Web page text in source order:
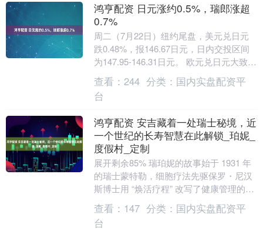
鸿亨配资 日元涨约0.5%，瑞郎涨超
0.7%
周二（7月22日）纽约尾盘，美元兑日元
跌0.48%，报146.67日元，日内交投区间
为147.95-146.31日元。 欧元兑日元大致持
平，英镑兑日元跌0.19....
查看： 244 分类： 国内实盘配资平
台
鸿亨配资 安吉藏着一处瑞士秘境，近
一个世纪的长寿智慧在此解锁_珀妮_
度假村_定制
展开剩余85% 瑞珀妮的故事始于 1931 年
的瑞士蒙特勒，细胞疗法先驱保罗・尼汉
斯博士用 “焕活疗程” 改写了健康管理的定
义。 90多年来，曾经的罗马教皇、英....
查看： 147 分类： 国内实盘配资平
台